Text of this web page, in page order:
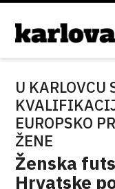
U KARLOVCU
EUROPSKO
ŽENE
Ženska
Hrvatske